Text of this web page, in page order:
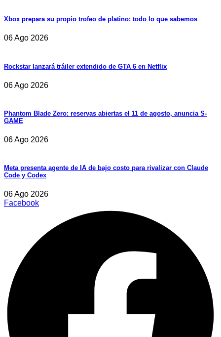
Xbox prepara su propio trofeo de platino: todo lo que sabemos
06 Ago 2026
Rockstar lanzará tráiler extendido de GTA 6 en Netflix
06 Ago 2026
Phantom Blade Zero: reservas abiertas el 11 de agosto, anuncia S-
GAME
06 Ago 2026
Meta presenta agente de IA de bajo costo para rivalizar con Claude
Code y Codex
06 Ago 2026
Facebook